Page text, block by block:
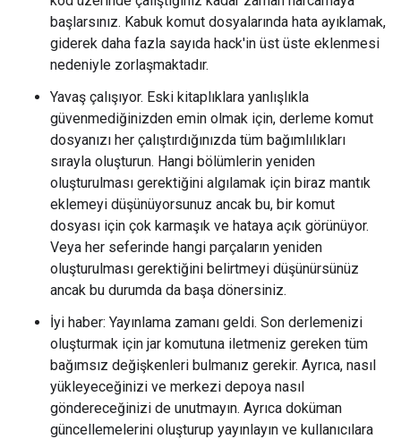
başlarsınız. Kabuk komut dosyalarında hata ayıklamak,
giderek daha fazla sayıda hack'in üst üste eklenmesi
nedeniyle zorlaşmaktadır.
Yavaş çalışıyor. Eski kitaplıklara yanlışlıkla
güvenmediğinizden emin olmak için, derleme komut
dosyanızı her çalıştırdığınızda tüm bağımlılıkları
sırayla oluşturun. Hangi bölümlerin yeniden
oluşturulması gerektiğini algılamak için biraz mantık
eklemeyi düşünüyorsunuz ancak bu, bir komut
dosyası için çok karmaşık ve hataya açık görünüyor.
Veya her seferinde hangi parçaların yeniden
oluşturulması gerektiğini belirtmeyi düşünürsünüz
ancak bu durumda da başa dönersiniz.
İyi haber: Yayınlama zamanı geldi. Son derlemenizi
oluşturmak için jar komutuna iletmeniz gereken tüm
bağımsız değişkenleri bulmanız gerekir. Ayrıca, nasıl
yükleyeceğinizi ve merkezi depoya nasıl
göndereceğinizi de unutmayın. Ayrıca doküman
güncellemelerini oluşturup yayınlayın ve kullanıcılara